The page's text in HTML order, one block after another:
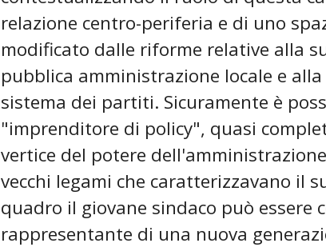
relazione centro-periferia e di uno
modificato dalle riforme relative alla
pubblica amministrazione locale e
sistema dei partiti. Sicuramente è
"imprenditore di policy", quasi
vertice del potere
vecchi legami che caratterizzavano il
quadro il giovane sindaco può
rappresentante di una nuova